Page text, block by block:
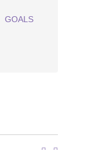
GOALS